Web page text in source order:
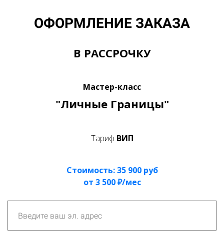
ОФОРМЛЕНИЕ ЗАКАЗА
В РАССРОЧКУ
Мастер-класс
"Личные Границы"
Тариф ВИП
Стоимость: 35 900 руб
от 3 500 ₽/мес